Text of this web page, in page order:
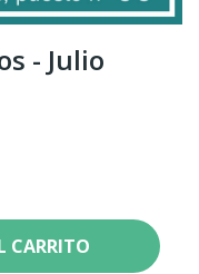
- Julio
CARRITO